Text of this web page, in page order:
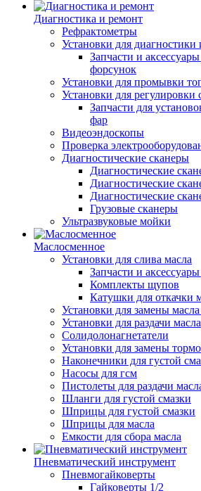
Диагностика и ремонт
Рефрактометры
Установки для
Запчасти и
форсунок
Установки для промывки
Установки для регулировки
Запчасти для
фар
Видеоэндоскопы
Проверка
Диагностические сканеры
Диагностические
Диагностические
Диагностические
Грузовые сканеры
Ультразвуковые мойки
Маслосменное
Установки для слива масла
Запчасти и
Комплекты щупов
Катушки для откачки
Установки для замены
Установки для раздачи масла
Солидолонагнетатели
Установки для замены
Наконечники для густой
Насосы для гсм
Пистолеты для раздачи
Шланги для густой смазки
Шприцы для густой смазки
Шприцы для масла
Емкости для сбора масла
Пневматический инструмент
Пневмогайковерты
Гайковерты 1/2